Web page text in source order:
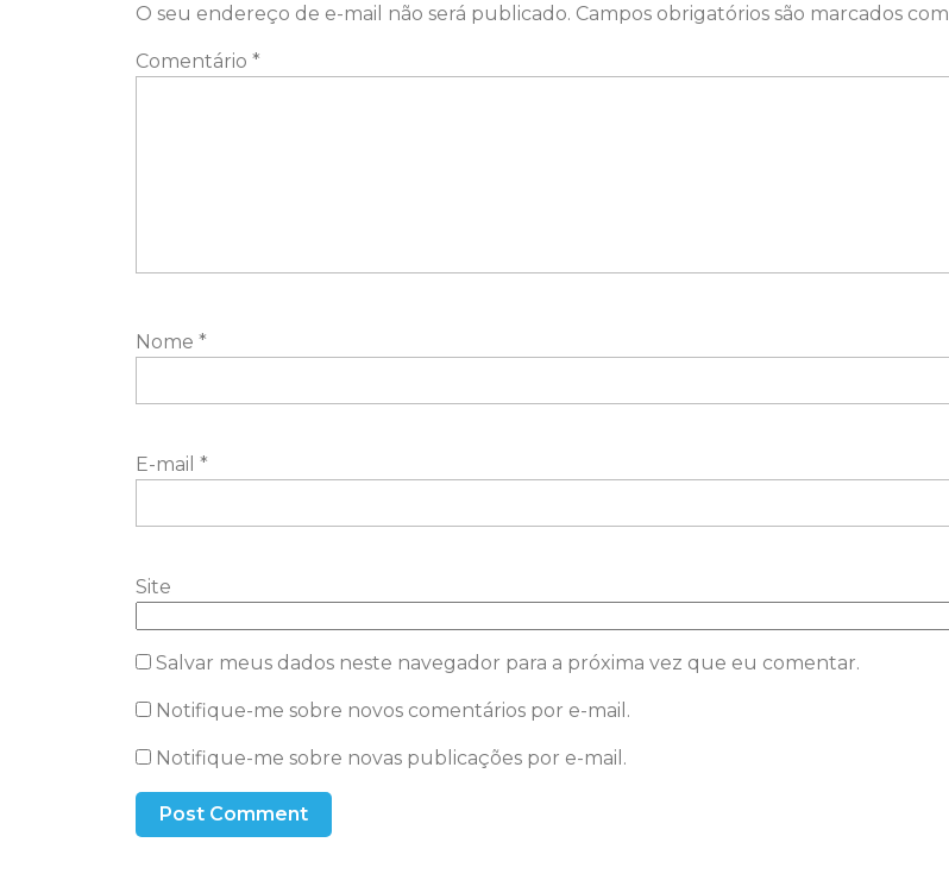
O seu endereço de e-mail não será publicado. Campos obrigatórios são marcados com
Comentário *
Nome *
E-mail *
Site
Salvar meus dados neste navegador para a próxima vez que eu comentar.
Notifique-me sobre novos comentários por e-mail.
Notifique-me sobre novas publicações por e-mail.